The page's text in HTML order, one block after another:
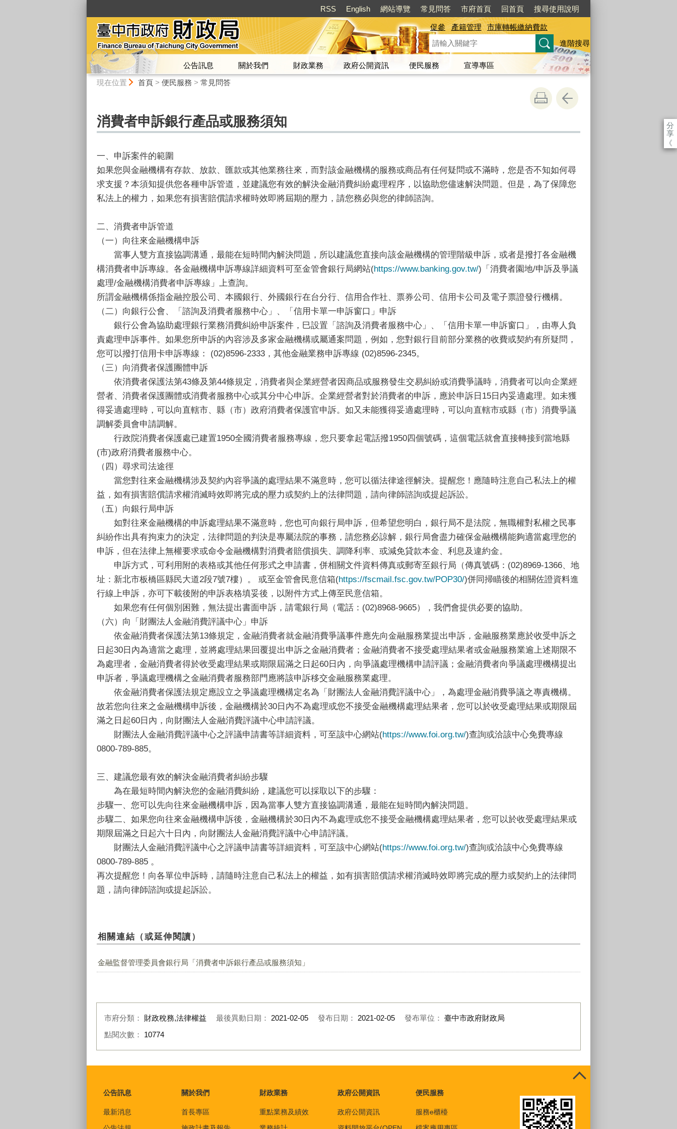
RSS English 網站導覽 常見問答 市府首頁 回首頁 搜尋使用說明
促參 產籍管理
市庫轉帳繳納費款
進階搜尋
公告訊息 關於我們 財政業務 政府公開資訊 便民服務
宣導專區
現在位置 首頁> 便民服務 > 常見問答
分
享
《
消費者申訴銀行產品或服務須知
一、申訴案件的範圍
如果您與金融機構有存款、放款、匯款或其他業務往來，而對該金融機構的服務或商品有任何疑問或不滿時，您是否不知如何尋
求支援？本須知提供您各種申訴管道，並建議您有效的解決金融消費糾紛處理程序，以協助您儘速解決問題。但是，為了保障您
私法上的權力，如果您有損害賠償請求權時效即將屆期的壓力，請您務必與您的律師諮詢。
二、消費者申訴管道
（一）向往來金融機構申訴
當事人雙方直接協調溝通，最能在短時間內解決問題，所以建議您直接向該金融機構的管理階級申訴，或者是撥打各金融機
構消費者申訴專線。各金融機構申訴專線詳細資料可至金管會銀行局網站(https://www.banking.gov.tw/)「消費者園地/申訴及爭議
處理/金融機構消費者申訴專線」上查詢。
所謂金融機構係指金融控股公司、本國銀行、外國銀行在台分行、信用合作社、票券公司、信用卡公司及電子票證發行機構。
（二）向銀行公會、「諮詢及消費者服務中心」、「信用卡單一申訴窗口」申訴
銀行公會為協助處理銀行業務消費糾紛申訴案件，巳設置「諮詢及消費者服務中心」、「信用卡單一申訴窗口」，由專人負
責處理申訴事件。如果您所申訴的內容涉及多家金融機構或屬通案問題，例如，您對銀行目前部分業務的收費或契約有所疑問，
您可以撥打信用卡申訴專線： (02)8596-2333，其他金融業務申訴專線 (02)8596-2345。
（三）向消費者保護團體申訴
依消費者保護法第43條及第44條規定，消費者與企業經營者因商品或服務發生交易糾紛或消費爭議時，消費者可以向企業經
營者、消費者保護團體或消費者服務中心或其分中心申訴。企業經營者對於消費者的申訴，應於申訴日15日內妥適處理。如未獲
得妥適處理時，可以向直轄市、縣（市）政府消費者保護官申訴。如又未能獲得妥適處理時，可以向直轄市或縣（市）消費爭議
調解委員會申請調解。
行政院消費者保護處已建置1950全國消費者服務專線，您只要拿起電話撥1950四個號碼，這個電話就會直接轉接到當地縣
(市)政府消費者服務中心。
（四）尋求司法途徑
當您對往來金融機構涉及契約內容爭議的處理結果不滿意時，您可以循法律途徑解決。提醒您！應隨時注意自己私法上的權
益，如有損害賠償請求權消滅時效即將完成的壓力或契約上的法律問題，請向律師諮詢或提起訴訟。
（五）向銀行局申訴
如對往來金融機構的申訴處理結果不滿意時，您也可向銀行局申訴，但希望您明白，銀行局不是法院，無職權對私權之民事
糾紛作出具有拘束力的決定，法律問題的判決是專屬法院的事務，請您務必諒解，銀行局會盡力確保金融機構能夠適當處理您的
申訴，但在法律上無權要求或命令金融機構對消費者賠償損失、調降利率、或減免貸款本金、利息及違約金。
申訴方式，可利用附的表格或其他任何形式之申請書，併相關文件資料傳真或郵寄至銀行局（傳真號碼：(02)8969-1366、地
址：新北市板橋區縣民大道2段7號7樓）。 或至金管會民意信箱(https://fscmail.fsc.gov.tw/POP30/)併同掃瞄後的相關佐證資料進
行線上申訴，亦可下載後附的申訴表格填妥後，以附件方式上傳至民意信箱。
如果您有任何個別困難，無法提出書面申訴，請電銀行局（電話：(02)8968-9665），我們會提供必要的協助。
（六）向「財團法人金融消費評議中心」申訴
依金融消費者保護法第13條規定，金融消費者就金融消費爭議事件應先向金融服務業提出申訴，金融服務業應於收受申訴之
日起30日內為適當之處理，並將處理結果回覆提出申訴之金融消費者；金融消費者不接受處理結果者或金融服務業逾上述期限不
為處理者，金融消費者得於收受處理結果或期限屆滿之日起60日內，向爭議處理機構申請評議；金融消費者向爭議處理機構提出
申訴者，爭議處理機構之金融消費者服務部門應將該申訴移交金融服務業處理。
依金融消費者保護法規定應設立之爭議處理機構定名為「財團法人金融消費評議中心」，為處理金融消費爭議之專責機構。
故若您向往來之金融機構申訴後，金融機構於30日內不為處理或您不接受金融機構處理結果者，您可以於收受處理結果或期限屆
滿之日起60日內，向財團法人金融消費評議中心申請評議。
財團法人金融消費評議中心之評議申請書等詳細資料，可至該中心網站(https://www.foi.org.tw/)查詢或洽該中心免費專線
0800-789-885。
三、建議您最有效的解決金融消費者糾紛步驟
為在最短時間內解決您的金融消費糾紛，建議您可以採取以下的步驟：
步驟一、您可以先向往來金融機構申訴，因為當事人雙方直接協調溝通，最能在短時間內解決問題。
步驟二、如果您向往來金融機構申訴後，金融機構於30日內不為處理或您不接受金融機構處理結果者，您可以於收受處理結果或
期限屆滿之日起六十日內，向財團法人金融消費評議中心申請評議。
財團法人金融消費評議中心之評議申請書等詳細資料，可至該中心網站(https://www.foi.org.tw/)查詢或洽該中心免費專線
0800-789-885 。
再次提醒您！向各單位申訴時，請隨時注意自己私法上的權益，如有損害賠償請求權消滅時效即將完成的壓力或契約上的法律問
題，請向律師諮詢或提起訴訟。
相關連結（或延伸閱讀）
金融監督管理委員會銀行局「消費者申訴銀行產品或服務須知」
市府分類： 財政稅務,法律權益 最後異動日期： 2021-02-05 發布日期： 2021-02-05 發布單位： 臺中市政府財政局
點閱次數： 10774
公告訊息
最新消息
關於我們
首長專區
財政業務
重點業務及績效
政府公開資訊
政府公開資訊
便民服務
服務e櫃檯